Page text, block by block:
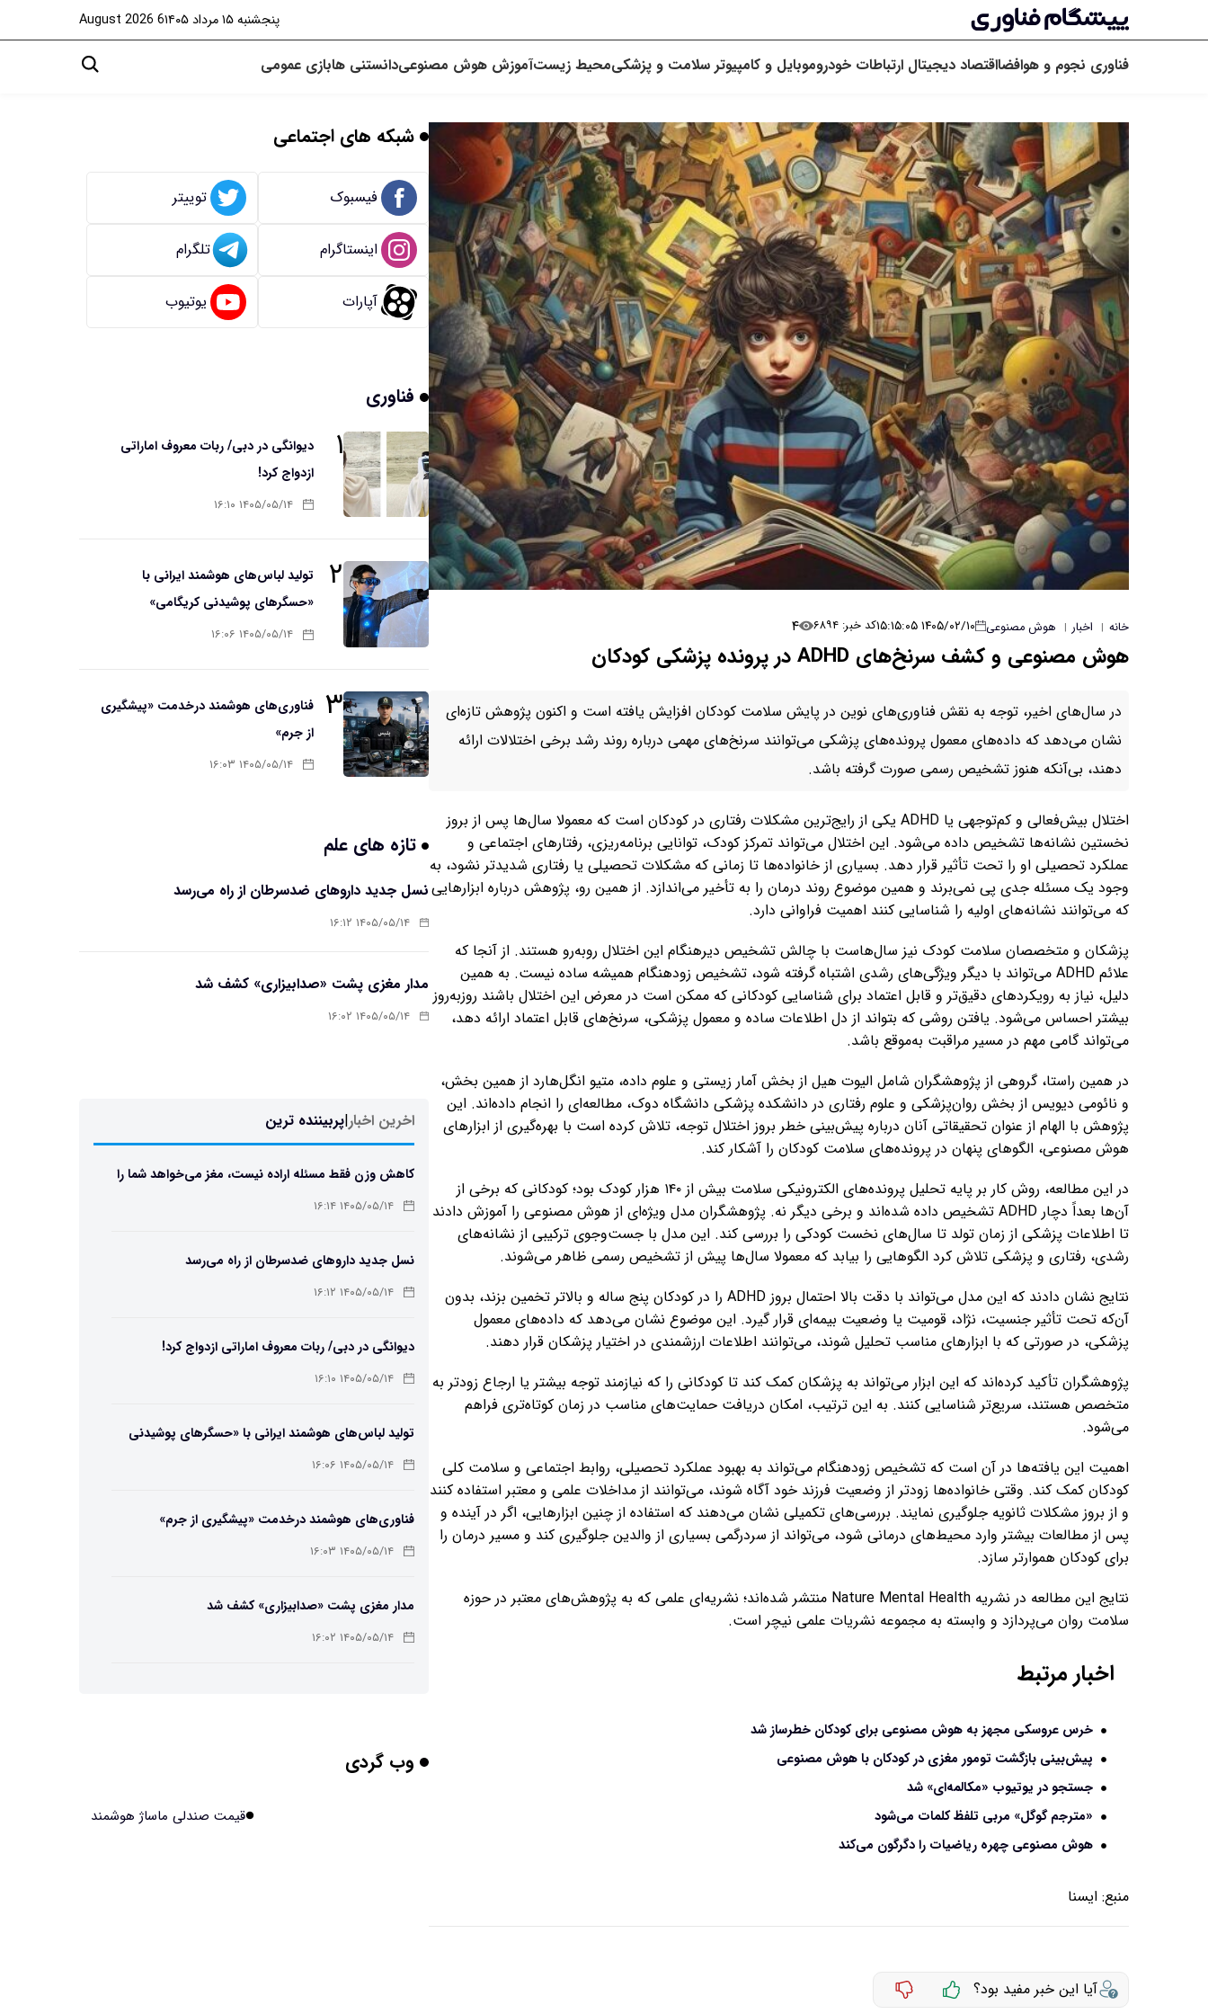
پنجشنبه ۱۵ مرداد ۱۴۰۵ 6 August 2026
فناوری نجوم و هوافضااقتصاد دیجیتال ارتباطات خودروموبایل و کامپیوتر سلامت و پزشکیمحیط زیستآموزش هوش مصنوعیدانستنی هابازی عمومی
خانه | اخبار | هوش مصنوعی ۱۴۰۵/۰۲/۱۰ ۱۵:۱۵:۰۵ کد خبر: ۶۸۹۴ ۴
هوش مصنوعی و کشف سرنخ‌های ADHD در پرونده پزشکی کودکان
در سال‌های اخیر، توجه به نقش فناوری‌های نوین در پایش سلامت کودکان افزایش یافته است و اکنون پژوهش تازه‌ای
نشان می‌دهد که داده‌های معمول پرونده‌های پزشکی می‌توانند سرنخ‌های مهمی درباره روند رشد برخی اختلالات ارائه
دهند، بی‌آنکه هنوز تشخیص رسمی صورت گرفته باشد.
اختلال بیش‌فعالی و کم‌توجهی یا ADHD یکی از رایج‌ترین مشکلات رفتاری در کودکان است که معمولا سال‌ها پس از بروز
نخستین نشانه‌ها تشخیص داده می‌شود. این اختلال می‌تواند تمرکز کودک، توانایی برنامه‌ریزی، رفتارهای اجتماعی و
عملکرد تحصیلی او را تحت تأثیر قرار دهد. بسیاری از خانواده‌ها تا زمانی که مشکلات تحصیلی یا رفتاری شدیدتر نشود، به
وجود یک مسئله جدی پی نمی‌برند و همین موضوع روند درمان را به تأخیر می‌اندازد. از همین رو، پژوهش درباره ابزارهایی
که می‌توانند نشانه‌های اولیه را شناسایی کنند اهمیت فراوانی دارد.
پزشکان و متخصصان سلامت کودک نیز سال‌هاست با چالش تشخیص دیرهنگام این اختلال روبه‌رو هستند. از آنجا که
علائم ADHD می‌تواند با دیگر ویژگی‌های رشدی اشتباه گرفته شود، تشخیص زودهنگام همیشه ساده نیست. به همین
دلیل، نیاز به رویکردهای دقیق‌تر و قابل اعتماد برای شناسایی کودکانی که ممکن است در معرض این اختلال باشند روزبه‌روز
بیشتر احساس می‌شود. یافتن روشی که بتواند از دل اطلاعات ساده و معمول پزشکی، سرنخ‌های قابل اعتماد ارائه دهد،
می‌تواند گامی مهم در مسیر مراقبت به‌موقع باشد.
در همین راستا، گروهی از پژوهشگران شامل الیوت هیل از بخش آمار زیستی و علوم داده، متیو انگل‌هارد از همین بخش،
و نائومی دیویس از بخش روان‌پزشکی و علوم رفتاری در دانشکده پزشکی دانشگاه دوک، مطالعه‌ای را انجام داده‌اند. این
پژوهش با الهام از عنوان تحقیقاتی آنان درباره پیش‌بینی خطر بروز اختلال توجه، تلاش کرده است با بهره‌گیری از ابزارهای
هوش مصنوعی، الگوهای پنهان در پرونده‌های سلامت کودکان را آشکار کند.
در این مطالعه، روش کار بر پایه تحلیل پرونده‌های الکترونیکی سلامت بیش از ۱۴۰ هزار کودک بود؛ کودکانی که برخی از
آن‌ها بعداً دچار ADHD تشخیص داده شده‌اند و برخی دیگر نه. پژوهشگران مدل ویژه‌ای از هوش مصنوعی را آموزش دادند
تا اطلاعات پزشکی از زمان تولد تا سال‌های نخست کودکی را بررسی کند. این مدل با جست‌وجوی ترکیبی از نشانه‌های
رشدی، رفتاری و پزشکی تلاش کرد الگوهایی را بیابد که معمولا سال‌ها پیش از تشخیص رسمی ظاهر می‌شوند.
نتایج نشان دادند که این مدل می‌تواند با دقت بالا احتمال بروز ADHD را در کودکان پنج ساله و بالاتر تخمین بزند، بدون
آن‌که تحت تأثیر جنسیت، نژاد، قومیت یا وضعیت بیمه‌ای قرار گیرد. این موضوع نشان می‌دهد که داده‌های معمول
پزشکی، در صورتی که با ابزارهای مناسب تحلیل شوند، می‌توانند اطلاعات ارزشمندی در اختیار پزشکان قرار دهند.
پژوهشگران تأکید کرده‌اند که این ابزار می‌تواند به پزشکان کمک کند تا کودکانی را که نیازمند توجه بیشتر یا ارجاع زودتر به
متخصص هستند، سریع‌تر شناسایی کنند. به این ترتیب، امکان دریافت حمایت‌های مناسب در زمان کوتاه‌تری فراهم
می‌شود.
اهمیت این یافته‌ها در آن است که تشخیص زودهنگام می‌تواند به بهبود عملکرد تحصیلی، روابط اجتماعی و سلامت کلی
کودکان کمک کند. وقتی خانواده‌ها زودتر از وضعیت فرزند خود آگاه شوند، می‌توانند از مداخلات علمی و معتبر استفاده کنند
و از بروز مشکلات ثانویه جلوگیری نمایند. بررسی‌های تکمیلی نشان می‌دهند که استفاده از چنین ابزارهایی، اگر در آینده و
پس از مطالعات بیشتر وارد محیط‌های درمانی شود، می‌تواند از سردرگمی بسیاری از والدین جلوگیری کند و مسیر درمان را
برای کودکان هموارتر سازد.
نتایج این مطالعه در نشریه Nature Mental Health منتشر شده‌اند؛ نشریه‌ای علمی که به پژوهش‌های معتبر در حوزه
سلامت روان می‌پردازد و وابسته به مجموعه نشریات علمی نیچر است.
اخبار مرتبط
خرس عروسکی مجهز به هوش مصنوعی برای کودکان خطرساز شد
پیش‌بینی بازگشت تومور مغزی در کودکان با هوش مصنوعی
جستجو در یوتیوب «مکالمه‌ای» شد
«مترجم گوگل» مربی تلفظ کلمات می‌شود
هوش مصنوعی چهره ریاضیات را دگرگون می‌کند
منبع: ايسنا
آیا این خبر مفید بود؟
شبکه های اجتماعی
فیسبوک توییتر
اینستاگرام تلگرام
آپارات یوتیوب
فناوری
۱
دیوانگی در دبی/ ربات معروف اماراتی
ازدواج کرد!
۱۴۰۵/۰۵/۱۴ ۱۶:۱۰
۲
تولید لباس‌های هوشمند ایرانی با
«حسگرهای پوشیدنی کریگامی»
۱۴۰۵/۰۵/۱۴ ۱۶:۰۶
۳ فناوری‌های هوشمند درخدمت «پیشگیری
از جرم»
۱۴۰۵/۰۵/۱۴ ۱۶:۰۳
تازه های علم
نسل جدید داروهای ضدسرطان از راه می‌رسد
۱۴۰۵/۰۵/۱۴ ۱۶:۱۲
مدار مغزی پشت «صدابیزاری» کشف شد
۱۴۰۵/۰۵/۱۴ ۱۶:۰۲
اخرین اخبار|پربیننده ترین
کاهش وزن فقط مسئله اراده نیست، مغز می‌خواهد شما را
چاق نگه دارد
۱۴۰۵/۰۵/۱۴ ۱۶:۱۴
نسل جدید داروهای ضدسرطان از راه می‌رسد
۱۴۰۵/۰۵/۱۴ ۱۶:۱۲
دیوانگی در دبی/ ربات معروف اماراتی ازدواج کرد!
۱۴۰۵/۰۵/۱۴ ۱۶:۱۰
تولید لباس‌های هوشمند ایرانی با «حسگرهای پوشیدنی
کریگامی»
۱۴۰۵/۰۵/۱۴ ۱۶:۰۶
فناوری‌های هوشمند درخدمت «پیشگیری از جرم»
۱۴۰۵/۰۵/۱۴ ۱۶:۰۳
مدار مغزی پشت «صدابیزاری» کشف شد
۱۴۰۵/۰۵/۱۴ ۱۶:۰۲
هوش مصنوعی جدید، انسان از آب درآمد!
وب گردی
قیمت صندلی ماساژ هوشمند